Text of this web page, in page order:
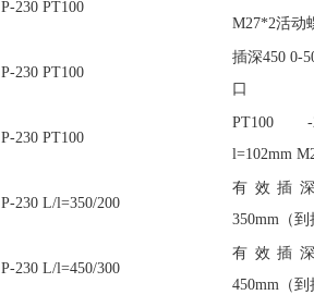
P-230 PT100
M27*2活动
P-230 PT100
插深450 0-
口
P-230 PT100
PT100
l=102mm
P-230 L/l=350/200
有效插
350mm（
P-230 L/l=450/300
有效插
450mm（